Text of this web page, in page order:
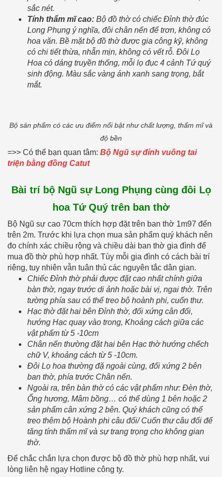
sắc nét.
Tính thẩm mĩ cao: Bộ đồ thờ có chiếc Đỉnh thờ đúc
Long Phụng ý nghĩa, đôi chân nến để trơn, không có
hoa văn. Bề mặt bộ đồ thờ được gia công kỹ, không
có chi tiết thừa, nhẵn mịn, không có vết rỗ. Đôi Lọ
Hoa có dáng truyền thống, mỗi lọ đục 4 cảnh Tứ quý
sinh động. Màu sắc vàng ánh xanh sang trọng, bắt
mắt.
Bộ sản phẩm có các ưu điểm nổi bật như chất lượng, thẩm mĩ và
độ bền
=>> Có thể bạn quan tâm: Bộ Ngũ sự đỉnh vuông tai
triện bằng đồng Catut
Bài trí bộ Ngũ sự Long Phụng cùng đôi Lọ
hoa Tứ Quý trên ban thờ
Bộ Ngũ sự cao 70cm thích hợp đặt trên ban thờ 1m97 đến
trên 2m. Trước khi lựa chọn mua sản phẩm quý khách nên
đo chính xác chiều rộng và chiều dài ban thờ gia đình để
mua đồ thờ phù hợp nhất. Tùy mỗi gia đình có cách bài trí
riêng, tuy nhiên vẫn tuân thủ các nguyên tắc dân gian.
Chiếc Đỉnh thờ phải được đặt cao nhất chính giữa
bàn thờ, ngay trước di ảnh hoặc bài vị, ngai thờ. Trên
tường phía sau có thể treo bộ hoành phi, cuốn thư.
Hạc thờ đặt hai bên Đỉnh thờ, đối xứng cân đối,
hướng Hạc quay vào trong, Khoảng cách giữa các
vật phẩm từ 5 -10cm
Chân nến thường đặt hai bên Hạc thờ hướng chếch
chữ V, khoảng cách từ 5 -10cm.
Đôi Lọ hoa thường đặ ngoài cùng, đối xứng 2 bên
ban thờ, phía trước Chân nến.
Ngoài ra, trên bàn thờ có các vật phẩm như: Đèn thờ,
Ống hương, Mâm bồng… có thể dùng 1 bên hoặc 2
sản phẩm cân xứng 2 bên. Quý khách cũng có thể
treo thêm bộ Hoành phi câu đối/ Cuốn thư câu đối để
tăng tính thẩm mĩ và sự trang trọng cho không gian
thờ.
Để chắc chắn lựa chọn được bộ đồ thờ phù hợp nhất, vui
lòng liên hệ ngay Hotline công ty.